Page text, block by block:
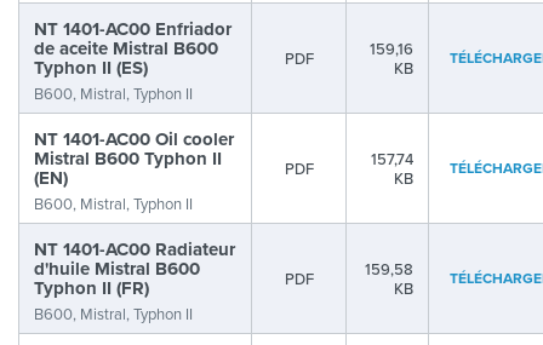
NT 1401-AC00 Enfriador
de aceite Mistral B600
Typhon II (ES)
B600, Mistral, Typhon II
PDF
159,16
KB
NT 1401-AC00 Oil cooler
Mistral B600 Typhon II
(EN)
B600, Mistral, Typhon II
PDF
157,74
KB
NT 1401-AC00 Radiateur
d'huile Mistral B600
Typhon II (FR)
B600, Mistral, Typhon II
PDF
159,58
KB